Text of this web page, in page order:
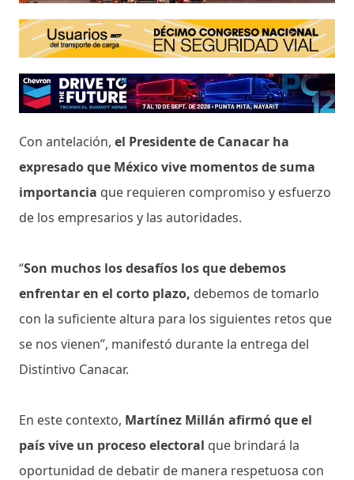
Con antelación, el Presidente de Canacar ha
expresado que México vive momentos de suma
importancia que requieren compromiso y esfuerzo
de los empresarios y las autoridades.
“Son muchos los desafíos los que debemos
enfrentar en el corto plazo, debemos de tomarlo
con la suficiente altura para los siguientes retos que
se nos vienen”, manifestó durante la entrega del
Distintivo Canacar.
En este contexto, Martínez Millán afirmó que el
país vive un proceso electoral que brindará la
oportunidad de debatir de manera respetuosa con